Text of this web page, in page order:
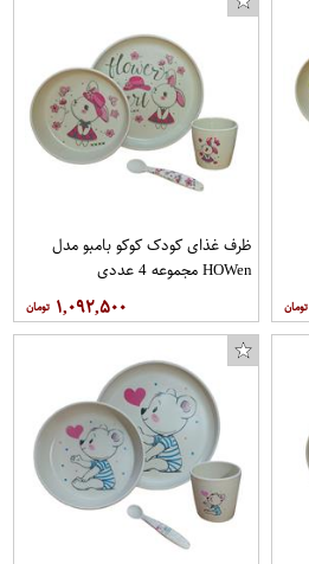
ظرف غذای کودک کوکو بامبو مدل
HOWen مجموعه 4 عددی
۱,۰۹۲,۵۰۰